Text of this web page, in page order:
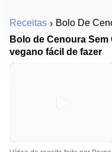
Receitas
Bolo De
Bolo de Cenoura Sem
vegano fácil de fazer